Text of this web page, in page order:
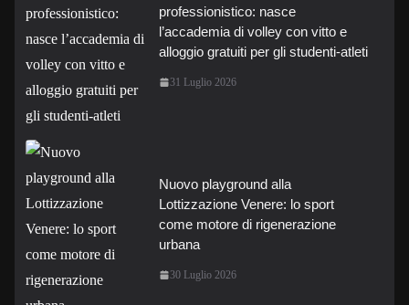
professionistico: nasce
l’accademia di volley con vitto e
alloggio gratuiti per gli studenti-atleti
31 Luglio 2026
Nuovo playground alla
Lottizzazione Venere: lo sport
come motore di rigenerazione
urbana
30 Luglio 2026